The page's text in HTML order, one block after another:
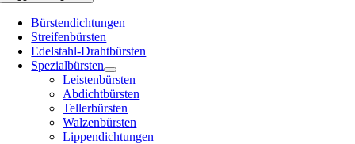
Bürstendichtungen
Streifenbürsten
Edelstahl-Drahtbürsten
Spezialbürsten
Leistenbürsten
Abdichtbürsten
Tellerbürsten
Walzenbürsten
Lippendichtungen